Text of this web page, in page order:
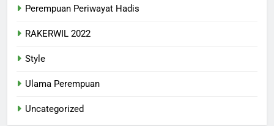
Perempuan Periwayat Hadis
RAKERWIL 2022
Style
Ulama Perempuan
Uncategorized